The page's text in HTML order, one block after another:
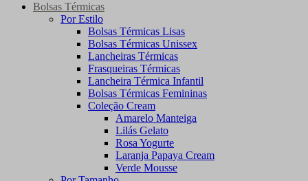
Bolsas Térmicas
Por Estilo
Bolsas Térmicas Lisas
Bolsas Térmicas Unissex
Lancheiras Térmicas
Frasqueiras Térmicas
Lancheira Térmica Infantil
Bolsas Térmicas Femininas
Coleção Cream
Amarelo Manteiga
Lilás Gelato
Rosa Yogurte
Laranja Papaya Cream
Verde Mousse